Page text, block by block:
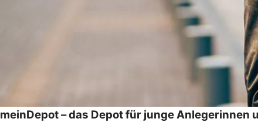
meinDepot – das Depot für junge Anlegerinnen